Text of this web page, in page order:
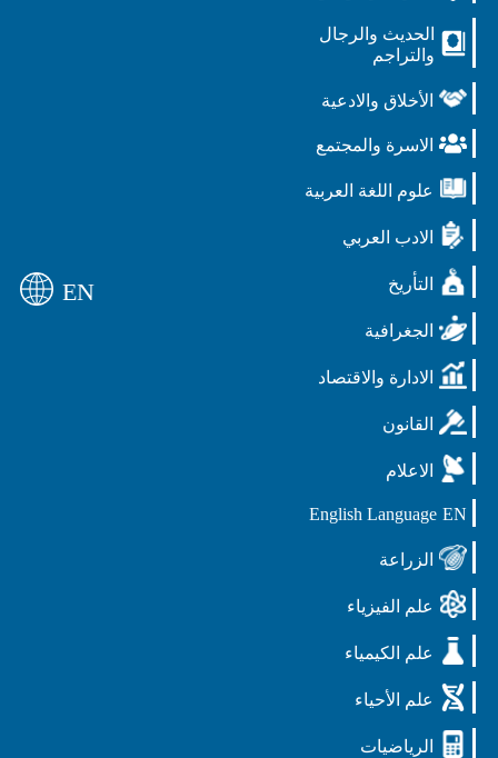
الحديث والرجال
والتراجم
الأخلاق والادعية
الاسرة والمجتمع
علوم اللغة العربية
الادب العربي
التأريخ
الجغرافية
الادارة والاقتصاد
القانون
الاعلام
EN
English Language
الزراعة
علم الفيزياء
علم الكيمياء
علم الأحياء
الرياضيات
EN